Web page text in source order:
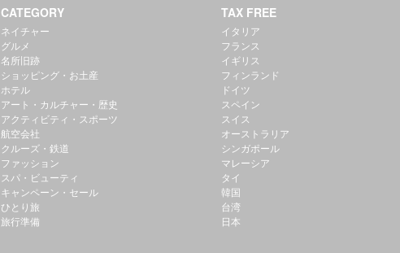
CATEGORY
ネイチャー
グルメ
名所旧跡
ショッピング・お土産
ホテル
アート・カルチャー・歴史
アクティビティ・スポーツ
航空会社
クルーズ・鉄道
ファッション
スパ・ビューティ
キャンペーン・セール
ひとり旅
旅行準備
TAX FREE
イタリア
フランス
イギリス
フィンランド
ドイツ
スペイン
スイス
オーストラリア
シンガポール
マレーシア
タイ
韓国
台湾
日本